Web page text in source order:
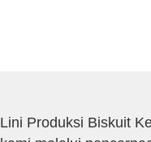
Lini Produksi Biskuit